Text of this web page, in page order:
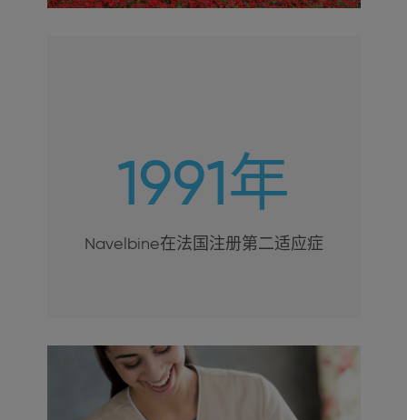
1991年
Navelbine在法国注册第二适应症